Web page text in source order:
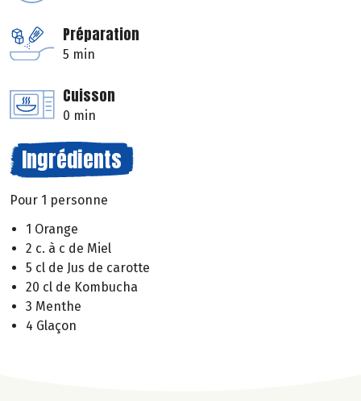
Préparation
5 min
Cuisson
0 min
Ingrédients
Pour 1 personne
1 Orange
2 c. à c de Miel
5 cl de Jus de carotte
20 cl de Kombucha
3 Menthe
4 Glaçon